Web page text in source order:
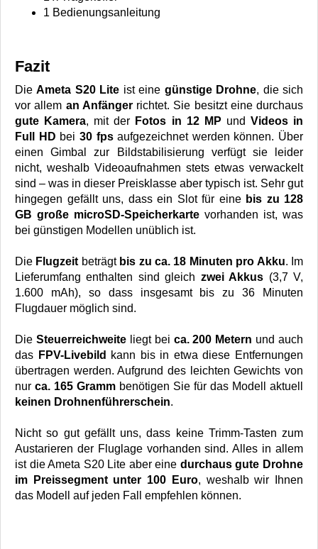
1 Bedienungsanleitung
Fazit
DieAmeta S20 Lite ist eine günstige Drohne, die sich
vor allem an Anfängerrichtet. Sie besitzt eine durchaus
gute Kamera, mit der Fotos in 12 MP und Videos in
Full HD bei 30 fpsaufgezeichnet werden können. Über
einen Gimbal zur Bildstabilisierung verfügt sie leider
nicht, weshalb Videoaufnahmen stets etwas verwackelt
sind – was in dieser Preisklasse aber typisch ist. Sehr gut
hingegen gefällt uns, dass ein Slot für eine bis zu 128
GB große microSD-Speicherkarte vorhanden ist, was
bei günstigen Modellen unüblich ist.
Die Flugzeitbeträgt bis zu ca. 18 Minuten pro Akku. Im
Lieferumfang enthalten sind gleich zwei Akkus (3,7 V,
1.600 mAh), so dass insgesamt bis zu 36 Minuten
Flugdauer möglich sind.
Die Steuerreichweiteliegt bei ca. 200 Metern und auch
das FPV-Livebild
kann bis in etwa diese Entfernungen
übertragen werden. Aufgrund des leichten Gewichts von
nur ca. 165 Gramm benötigen Sie für das Modell aktuell
keinen Drohnenführerschein.
Nicht so gut gefällt uns, dass keine Trimm-Tasten zum
Austarieren der Fluglage vorhanden sind. Alles in allem
ist die Ameta S20 Lite aber eine durchaus gute Drohne
im Preissegment unter 100 Euro, weshalb wir Ihnen
das Modell auf jeden Fall empfehlen können.